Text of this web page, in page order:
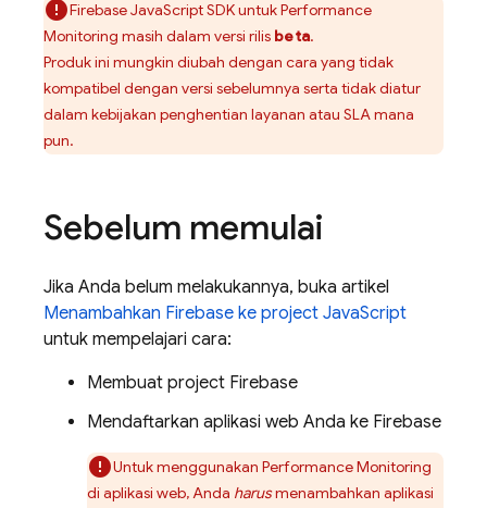
FirebaseJavaScriptSDK untukPerformance
Monitoring masih dalam versi rilis beta.
Produk ini mungkin diubah dengan cara yang tidak
kompatibel dengan versi sebelumnya serta tidak diatur
dalam kebijakan penghentian layanan atau SLA mana
pun.
Sebelum memulai
Jika Anda belum melakukannya, buka artikel
Menambahkan Firebase ke project JavaScript
untuk mempelajari cara:
Membuat project Firebase
Mendaftarkan aplikasi web Anda ke Firebase
Untuk menggunakan Performance Monitoring
di aplikasi web, Anda harusmenambahkan aplikasi